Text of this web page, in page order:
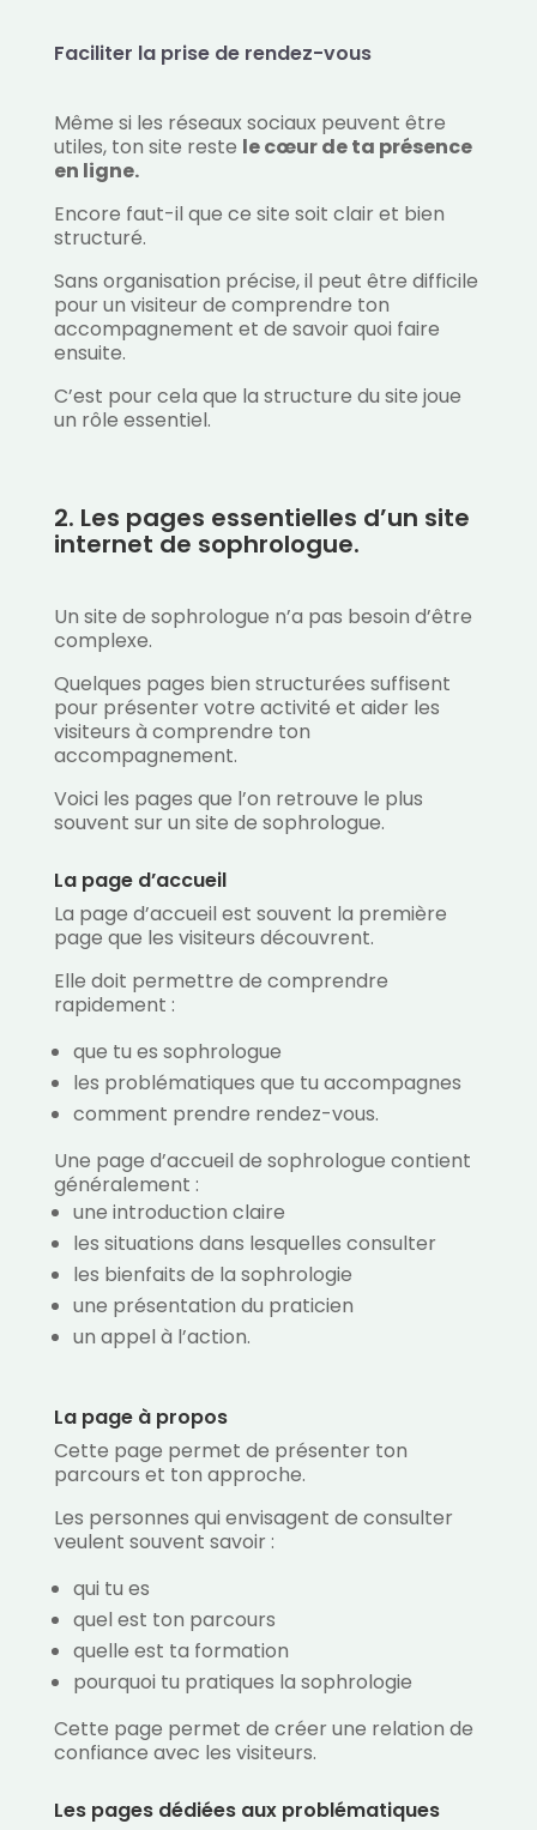
Faciliter la prise de rendez-vous
Même si les réseaux sociaux peuvent être
utiles, ton site reste le cœur de ta présence
en ligne.
Encore faut-il que ce site soit clair et bien
structuré.
Sans organisation précise, il peut être difficile
pour un visiteur de comprendre ton
accompagnement et de savoir quoi faire
ensuite.
C’est pour cela que la structure du site joue
un rôle essentiel.
2. Les pages essentielles d’un site
internet de sophrologue.
Un site de sophrologue n’a pas besoin d’être
complexe.
Quelques pages bien structurées suffisent
pour présenter votre activité et aider les
visiteurs à comprendre ton
accompagnement.
Voici les pages que l’on retrouve le plus
souvent sur un site de sophrologue.
La page d’accueil
La page d’accueil est souvent la première
page que les visiteurs découvrent.
Elle doit permettre de comprendre
rapidement :
que tu es sophrologue
les problématiques que tu accompagnes
comment prendre rendez-vous.
Une page d’accueil de sophrologue contient
généralement :
une introduction claire
les situations dans lesquelles consulter
les bienfaits de la sophrologie
une présentation du praticien
un appel à l’action.
La page à propos
Cette page permet de présenter ton
parcours et ton approche.
Les personnes qui envisagent de consulter
veulent souvent savoir :
qui tu es
quel est ton parcours
quelle est ta formation
pourquoi tu pratiques la sophrologie
Cette page permet de créer une relation de
confiance avec les visiteurs.
Les pages dédiées aux problématiques